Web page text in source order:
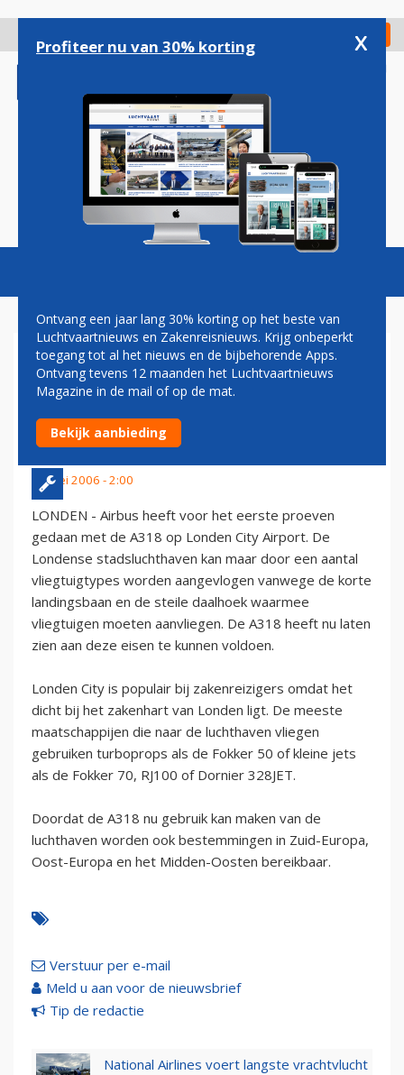
gaan
Check in
Magazine Podcasts Vacatures
AIRBUS A318 SUCCESVOL
GETEST OP LONDEN CITY
AIRPORT
16 mei 2006 - 2:00
LONDEN - Airbus heeft voor het eerste proeven
gedaan met de A318 op Londen City Airport. De
Londense stadsluchthaven kan maar door een aantal
vliegtuigtypes worden aangevlogen vanwege de korte
landingsbaan en de steile daalhoek waarmee
vliegtuigen moeten aanvliegen. De A318 heeft nu laten
zien aan deze eisen te kunnen voldoen.
Londen City is populair bij zakenreizigers omdat het
dicht bij het zakenhart van Londen ligt. De meeste
maatschappijen die naar de luchthaven vliegen
gebruiken turboprops als de Fokker 50 of kleine jets
als de Fokker 70, RJ100 of Dornier 328JET.
Doordat de A318 nu gebruik kan maken van de
luchthaven worden ook bestemmingen in Zuid-Europa,
Oost-Europa en het Midden-Oosten bereikbaar.
Verstuur per e-mail
Meld u aan voor de nieuwsbrief
Tip de redactie
National Airlines voert langste vrachtvlucht
Profiteer nu van 30% korting x
Ontvang een jaar lang 30% korting op het beste van
Luchtvaartnieuws en Zakenreisnieuws. Krijg onbeperkt
toegang tot al het nieuws en de bijbehorende Apps.
Ontvang tevens 12 maanden het Luchtvaartnieuws
Magazine in de mail of op de mat.
Bekijk aanbieding